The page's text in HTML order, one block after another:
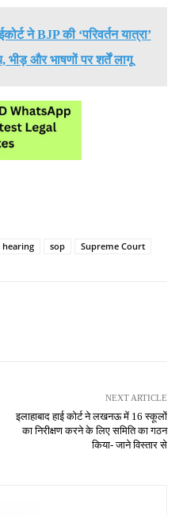
ने BJP की ‘परिवर्तन यात्रा’
भीड़ और भाषणों पर शर्तें लागू
hearing sop Supreme Court
NEXT ARTICLE
इलाहाबाद हाई कोर्ट ने लखनऊ में 16 स्कूलों
का निरीक्षण करने के लिए समिति का गठन
किया- जाने विस्तार से